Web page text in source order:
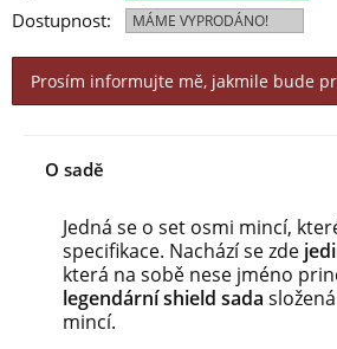
Dostupnost:
MÁME VYPRODÁNO!
Prosím informujte mě, jakmile bude
O sadě
Jedná se o set osmi mincí,
specifikace. Nachází se zde
která na sobě nese jméno
legendární shield sada
mincí.